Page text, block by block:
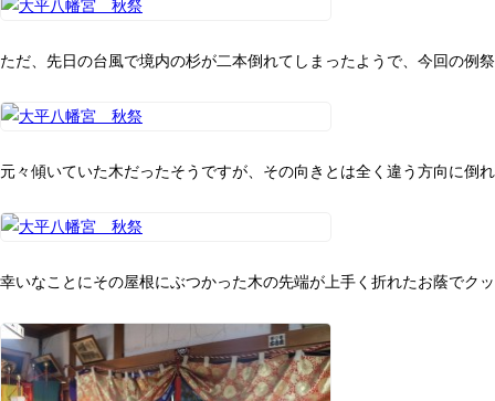
ただ、先日の台風で境内の杉が二本倒れてしまったようで、今回の例
元々傾いていた木だったそうですが、その向きとは全く違う方向に倒
幸いなことにその屋根にぶつかった木の先端が上手く折れたお蔭でク